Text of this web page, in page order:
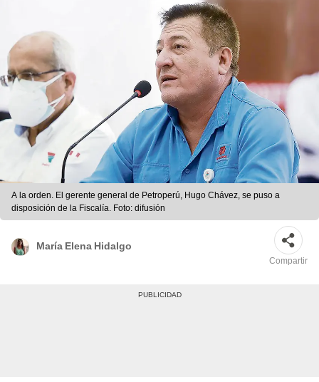
A la orden. El gerente general de Petroperú, Hugo Chávez, se puso a
disposición de la Fiscalía. Foto: difusión
María Elena Hidalgo
Compartir